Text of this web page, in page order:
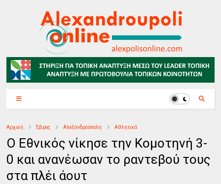
Αρχική Έβρος Αλεξανδρούπολη Αθλητικά
Ο Εθνικός νίκησε την Κομοτηνή 3-
0 και ανανέωσαν το ραντεβού τους
στα πλέι άουτ